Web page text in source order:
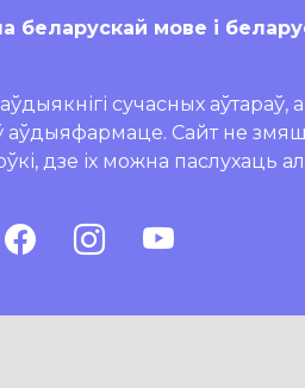
беларускай мове і
сучасных аўтараў,
аўдыяфармаце. Сайт не
дзе іх можна паслухаць